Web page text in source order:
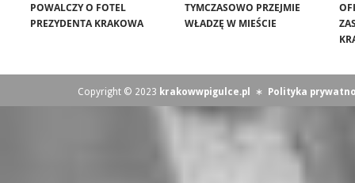
POWALCZY O FOTEL
PREZYDENTA KRAKOWA
TYMCZASOWO PRZEJMIE
WŁADZĘ W MIEŚCIE
Copyright © 2023 krakowwpigulce.pl ∗ Polityka